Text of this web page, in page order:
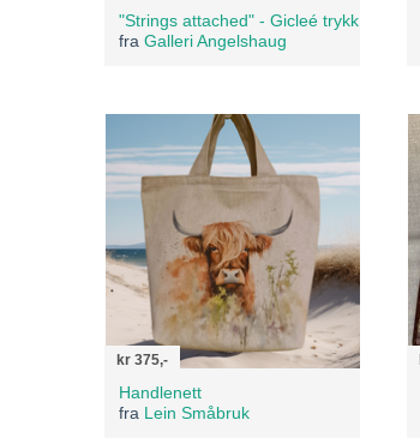
"Strings attached" - Gicleé trykk
fra Galleri Angelshaug
kr 375,-
Handlenett
fra Lein Småbruk